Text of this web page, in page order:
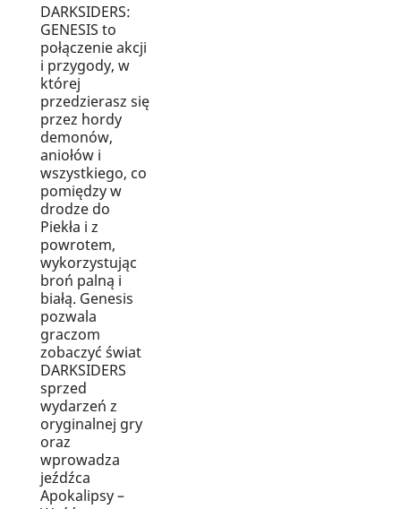
DARKSIDERS:
GENESIS to
połączenie akcji
i przygody, w
której
przedzierasz się
przez hordy
demonów,
aniołów i
wszystkiego, co
pomiędzy w
drodze do
Piekła i z
powrotem,
wykorzystując
broń palną i
białą. Genesis
pozwala
graczom
zobaczyć świat
DARKSIDERS
sprzed
wydarzeń z
oryginalnej gry
oraz
wprowadza
jeźdźca
Apokalipsy –